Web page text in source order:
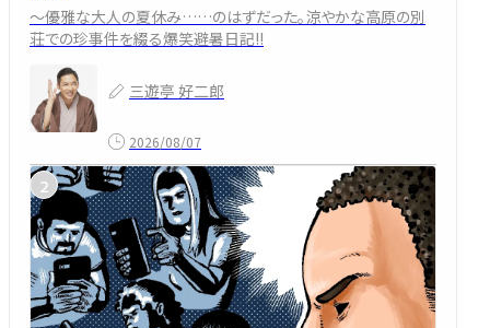
～優雅な大人の夏休み……のはずだった。涼やかな高原の別
荘での珍事件を綴る爆笑避暑日記!!
三遊亭 好二郎
2026/08/07